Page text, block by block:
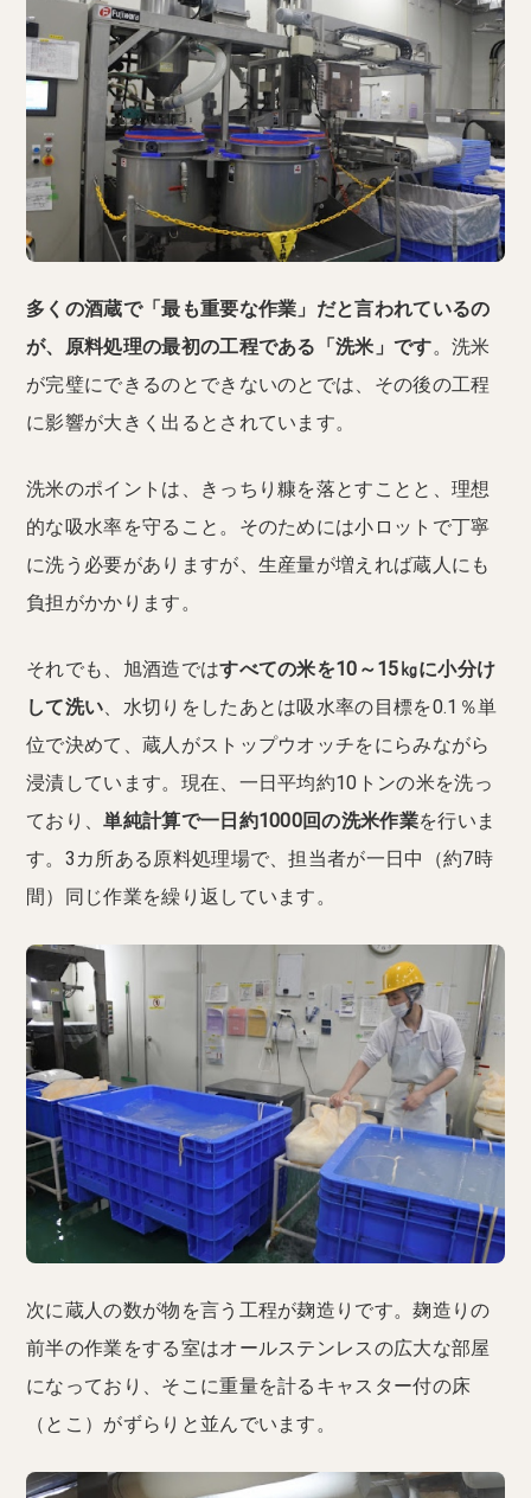
多くの酒蔵で「最も重要な作業」だと言われているの
が、原料処理の最初の工程である「洗米」です。洗米
が完璧にできるのとできないのとでは、その後の工程
に影響が大きく出るとされています。
洗米のポイントは、きっちり糠を落とすことと、理想
的な吸水率を守ること。そのためには小ロットで丁寧
に洗う必要がありますが、生産量が増えれば蔵人にも
負担がかかります。
それでも、旭酒造ではすべての米を10～15㎏に小分け
して洗い 、水切りをしたあとは吸水率の目標を0.1％単
位で決めて、蔵人がストップウオッチをにらみながら
浸漬しています。現在、一日平均約10トンの米を洗っ
ており、単純計算で一日約1000回の洗米作業を行いま
す。3カ所ある原料処理場で、担当者が一日中（約7時
間）同じ作業を繰り返しています。
次に蔵人の数が物を言う工程が麹造りです。麹造りの
前半の作業をする室はオールステンレスの広大な部屋
になっており、そこに重量を計るキャスター付の床
（とこ）がずらりと並んでいます。